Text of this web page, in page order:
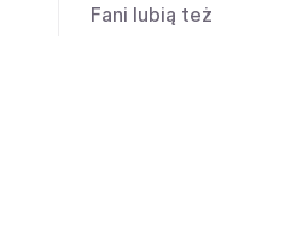
Fani lubią też